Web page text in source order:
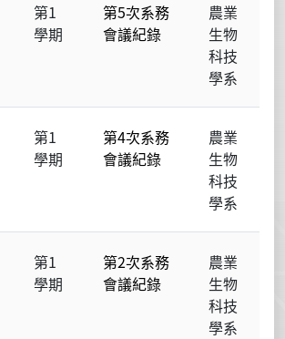
第1
學期
第5次系務
會議紀錄
農業
生物
科技
學系
第1
學期
第4次系務
會議紀錄
農業
生物
科技
學系
第1
學期
第2次系務
會議紀錄
農業
生物
科技
學系